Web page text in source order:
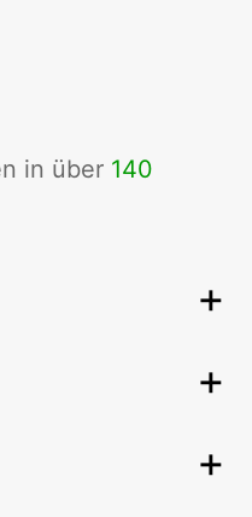
in über 140